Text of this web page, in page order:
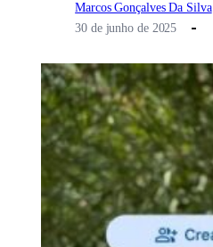
Marcos Gonçalves Da Silva
30 de junho de 2025